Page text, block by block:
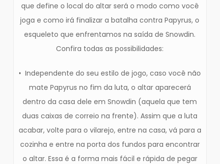
que define o local do altar será o modo como você
joga e como irá finalizar a batalha contra Papyrus, o
esqueleto que enfrentamos na saída de Snowdin.
Confira todas as possibilidades:
• Independente do seu estilo de jogo, caso você não
mate Papyrus no fim da luta, o altar aparecerá
dentro da casa dele em Snowdin (aquela que tem
duas caixas de correio na frente). Assim que a luta
acabar, volte para o vilarejo, entre na casa, vá para a
cozinha e entre na porta dos fundos para encontrar
o altar. Essa é a forma mais fácil e rápida de pegar